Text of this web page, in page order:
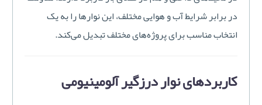
در برابر شرایط آب و هوایی مختلف، این نوارها را به یک
انتخاب مناسب برای پروژه‌های مختلف تبدیل می‌کند.
کاربردهای نوار درزگیر آلومینیومی